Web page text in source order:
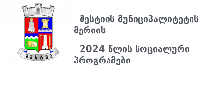
მესტიის მუნიციპალიტეტის
მერიის
2024 წლის სოციალური
პროგრამები